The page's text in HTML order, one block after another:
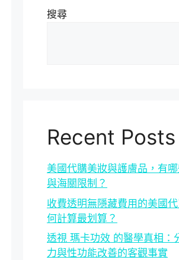
搜尋
Recent Posts
美國代購美妝與護膚品，有
與海關限制？
收費透明無隱藏費用的美國
何計算最划算？
透視 瑪卡功效 的醫學真相：
力與性功能改善的客觀事實